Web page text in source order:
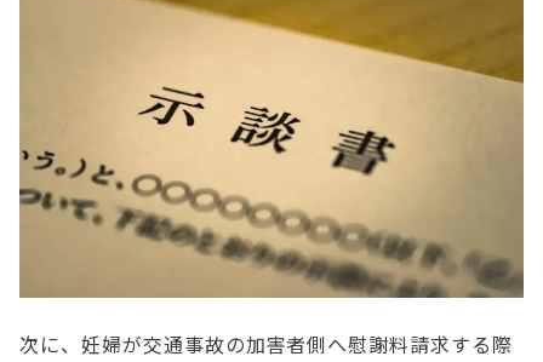
次に、妊婦が交通事故の加害者側へ慰謝料請求する際